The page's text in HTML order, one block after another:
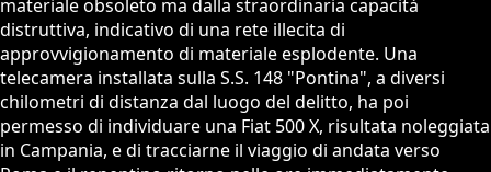
materiale obsoleto ma dalla straordinaria capacità
distruttiva, indicativo di una rete illecita di
approvvigionamento di materiale esplodente. Una
telecamera installata sulla S.S. 148 "Pontina", a diversi
chilometri di distanza dal luogo del delitto, ha poi
permesso di individuare una Fiat 500 X, risultata noleggiata
in Campania, e di tracciarne il viaggio di andata verso